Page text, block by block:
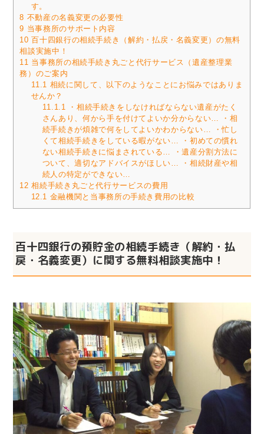
す。
8 不動産の名義変更の必要性
9 当事務所のサポート内容
10 百十四銀行の相続手続き（解約・払戻・名義変更）の無料
相談実施中！
11 当事務所の相続手続き丸ごと代行サービス（遺産整理業
務）のご案内
11.1 相続に関して、以下のようなことにお悩みではありま
せんか？
11.1.1 ・相続手続きをしなければならない遺産がたく
さんあり、何から手を付けてよいか分からない… ・相
続手続きが煩雑で何をしてよいかわからない… ・忙し
くて相続手続きをしている暇がない… ・初めての慣れ
ない相続手続きに悩まされている… ・遺産分割方法に
ついて、適切なアドバイスがほしい… ・相続財産や相
続人の特定ができない…
12 相続手続き丸ごと代行サービスの費用
12.1 金融機関と当事務所の手続き費用の比較
百十四銀行の預貯金の相続手続き（解約・払
戻・名義変更）に関する無料相談実施中！